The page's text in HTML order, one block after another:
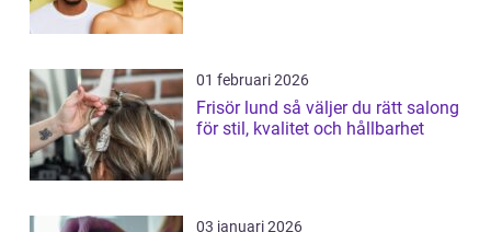
01 februari 2026
Frisör lund så väljer du rätt salong
för stil, kvalitet och hållbarhet
03 januari 2026